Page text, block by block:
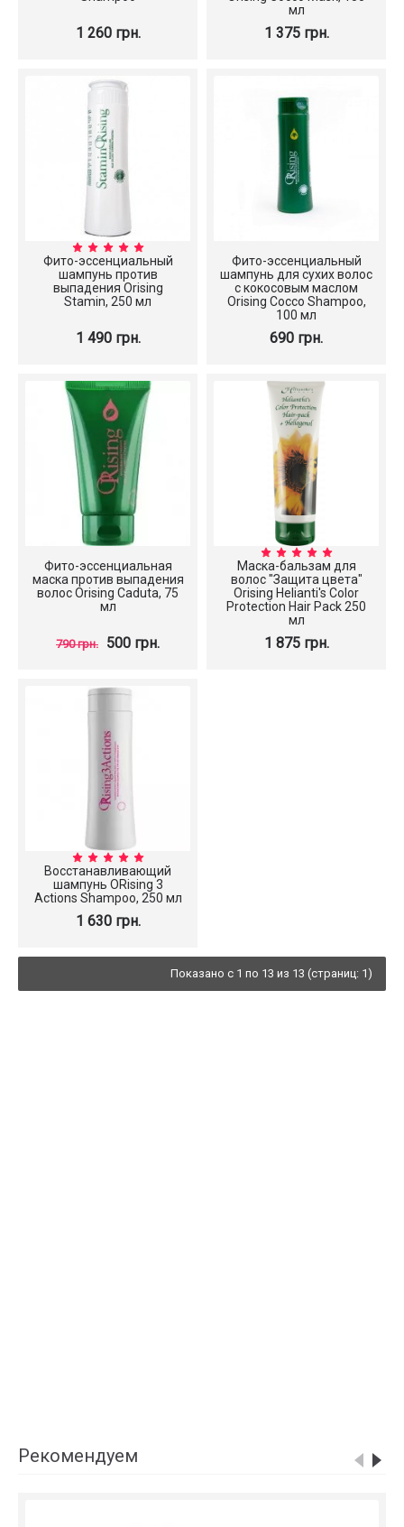
1 260 грн.
мл
1 375 грн.
Фито-эссенциальный
шампунь против
выпадения Orising
Stamin, 250 мл
1 490 грн.
Фито-эссенциальный
шампунь для сухих волос
с кокосовым маслом
Orising Cocco Shampoo,
100 мл
690 грн.
Фито-эссенциальная
маска против выпадения
волос Orising Caduta, 75
мл
790 грн. 500 грн.
Маска-бальзам для
волос "Защита цвета"
Orising Helianti's Color
Protection Hair Pack 250
мл
1 875 грн.
Восстанавливающий
шампунь ORising 3
Actions Shampoo, 250 мл
1 630 грн.
Показано с 1 по 13 из 13 (страниц: 1)
Рекомендуем